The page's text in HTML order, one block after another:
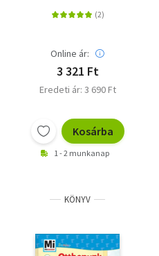
Online ár:
3 321 Ft
Eredeti ár: 3 690 Ft
Kosárba
1 - 2 munkanap
KÖNYV